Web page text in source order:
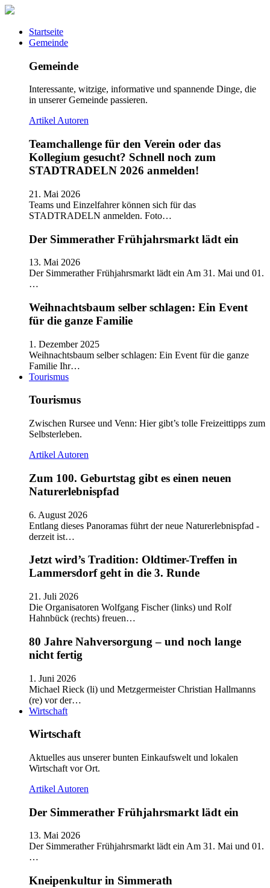
Startseite
Gemeinde
Gemeinde
Interessante, witzige, informative und spannende Dinge, die
in unserer Gemeinde passieren.
ArtikelAutoren
Teamchallenge für den Verein oder das
Kollegium gesucht? Schnell noch zum
STADTRADELN 2026 anmelden!
21. Mai 2026
Teams und Einzelfahrer können sich für das
STADTRADELN anmelden. Foto…
Der Simmerather Frühjahrsmarkt lädt ein
13. Mai 2026
Der Simmerather Frühjahrsmarkt lädt ein Am 31. Mai und 01.
…
Weihnachtsbaum selber schlagen: Ein Event
für die ganze Familie
1. Dezember 2025
Weihnachtsbaum selber schlagen: Ein Event für die ganze
Familie Ihr…
Tourismus
Tourismus
Zwischen Rursee und Venn: Hier gibt’s tolle Freizeittipps zum
Selbsterleben.
Artikel Autoren
Zum 100. Geburtstag gibt es einen neuen
Naturerlebnispfad
6. August 2026
Entlang dieses Panoramas führt der neue Naturerlebnispfad -
derzeit ist…
Jetzt wird’s Tradition: Oldtimer-Treffen in
Lammersdorf geht in die 3. Runde
21. Juli 2026
Die Organisatoren Wolfgang Fischer (links) und Rolf
Hahnbück (rechts) freuen…
80 Jahre Nahversorgung – und noch lange
nicht fertig
1. Juni 2026
Michael Rieck (li) und Metzgermeister Christian Hallmanns
(re) vor der…
Wirtschaft
Wirtschaft
Aktuelles aus unserer bunten Einkaufswelt und lokalen
Wirtschaft vor Ort.
Artikel Autoren
Der Simmerather Frühjahrsmarkt lädt ein
13. Mai 2026
Der Simmerather Frühjahrsmarkt lädt ein Am 31. Mai und 01.
…
Kneipenkultur in Simmerath